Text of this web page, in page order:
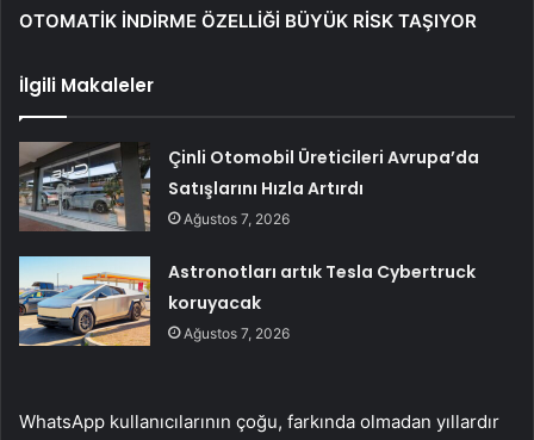
OTOMATİK İNDİRME ÖZELLİĞİ BÜYÜK RİSK TAŞIYOR
İlgili Makaleler
Çinli Otomobil Üreticileri Avrupa’da
Satışlarını Hızla Artırdı
Ağustos 7, 2026
Astronotları artık Tesla Cybertruck
koruyacak
Ağustos 7, 2026
WhatsApp kullanıcılarının çoğu, farkında olmadan yıllardır